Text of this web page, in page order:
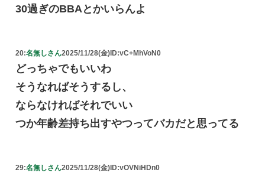
30過ぎのBBAとかいらんよ
20:名無しさん2025/11/28(金)ID:vC+MhVoN0
どっちゃでもいいわ
そうなればそうするし、
ならなければそれでいい
つか年齢差持ち出すやつってバカだと思ってる
29:名無しさん2025/11/28(金)ID:vOVNiHDn0